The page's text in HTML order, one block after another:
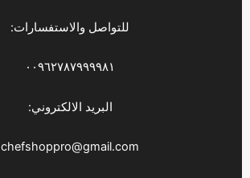
للتواصل والاستفسارات:
٠٠٩٦٢٧٨٧٩٩٩٩٨١
البريد الالكتروني:
chefshoppro@gmail.com